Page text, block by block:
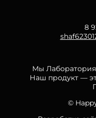
8
Мы Лаборатория
Наш продукт —
©